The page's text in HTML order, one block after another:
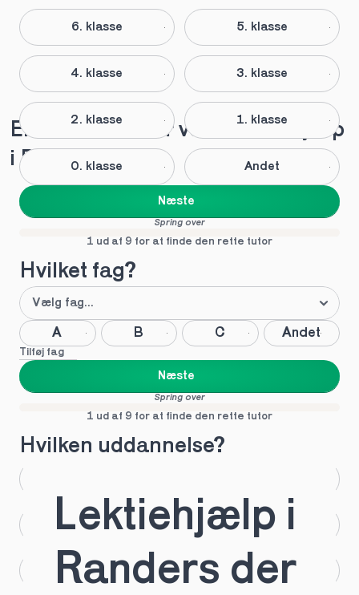
6. klasse 5. klasse
4. klasse 3. klasse
2. klasse 1. klasse
0. klasse Andet
Næste
Spring over
1 ud af 9 for at finde den rette tutor
Hvilket fag?
A B C Andet
Tilføj fag
Næste
Spring over
1 ud af 9 for at finde den rette tutor
Hvilken uddannelse?
HTX HF
IB EUX
Elever anbefaler vores lektiehjælp
i Randers
Lektiehjælp i
Randers der